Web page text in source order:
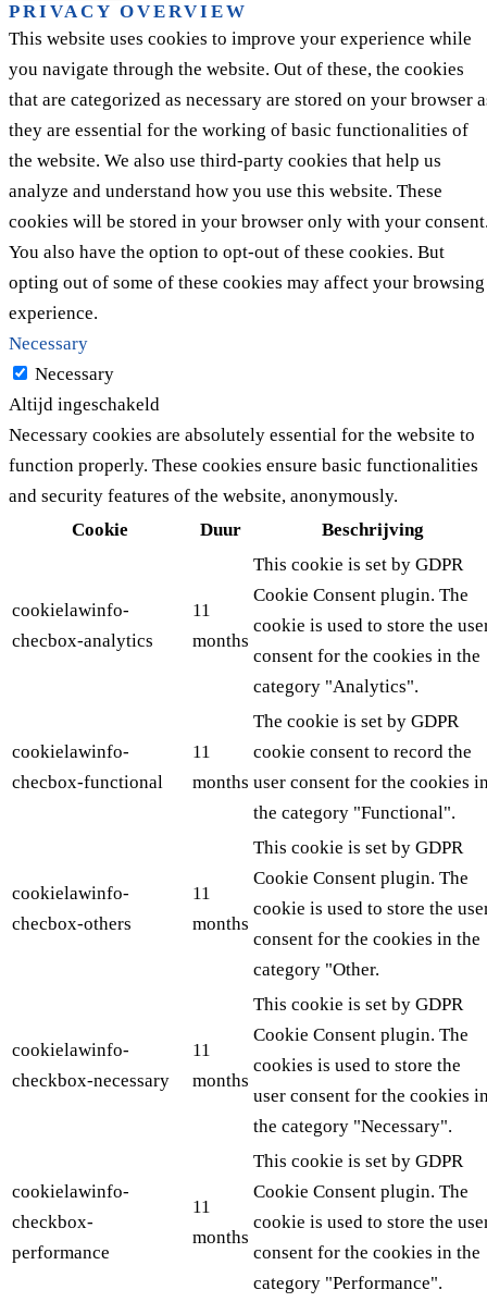
PRIVACY OVERVIEW
This website uses cookies to improve your experience while
you navigate through the website. Out of these, the cookies
that are categorized as necessary are stored on your browser
they are essential for the working of basic functionalities of
the website. We also use third-party cookies that help us
analyze and understand how you use this website. These
cookies will be stored in your browser only with your
You also have the option to opt-out of these cookies. But
opting out of some of these cookies may affect your browsing
experience.
Necessary
Necessary
Altijd ingeschakeld
Necessary cookies are absolutely essential for the website to
function properly. These cookies ensure basic functionalities
and security features of the website, anonymously.
Cookie
Duur Beschrijving
cookielawinfo-
checbox-analytics
11
months
This cookie is set by GDPR
Cookie Consent plugin. The
cookie is used to store the
consent for the cookies in the
category "Analytics".
cookielawinfo-
checbox-functional
11
months
The cookie is set by GDPR
cookie consent to record the
user consent for the cookies
the category "Functional".
cookielawinfo-
checbox-others
11
months
This cookie is set by GDPR
Cookie Consent plugin. The
cookie is used to store the
consent for the cookies in the
category "Other.
cookielawinfo-
checkbox-necessary
11
months
This cookie is set by GDPR
Cookie Consent plugin. The
cookies is used to store the
user consent for the cookies
the category "Necessary".
cookielawinfo-
checkbox-
performance
11
months
This cookie is set by GDPR
Cookie Consent plugin. The
cookie is used to store the
consent for the cookies in the
category "Performance".